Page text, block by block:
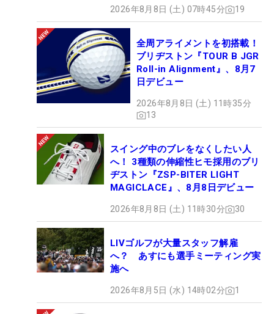
2026年8月8日 (土) 07時45分 19
全周アライメントを初搭載！
ブリヂストン『TOUR B JGR
Roll-in Alignment』、8月7
日デビュー
2026年8月8日 (土) 11時35分
13
スイング中のブレをなくしたい人
へ！ 3種類の伸縮性ヒモ採用のブリ
ヂストン『ZSP-BITER LIGHT
MAGICLACE』、8月8日デビュー
2026年8月8日 (土) 11時30分 30
LIVゴルフが大量スタッフ解雇
へ？ あすにも選手ミーティング実
施へ
2026年8月5日 (水) 14時02分 1